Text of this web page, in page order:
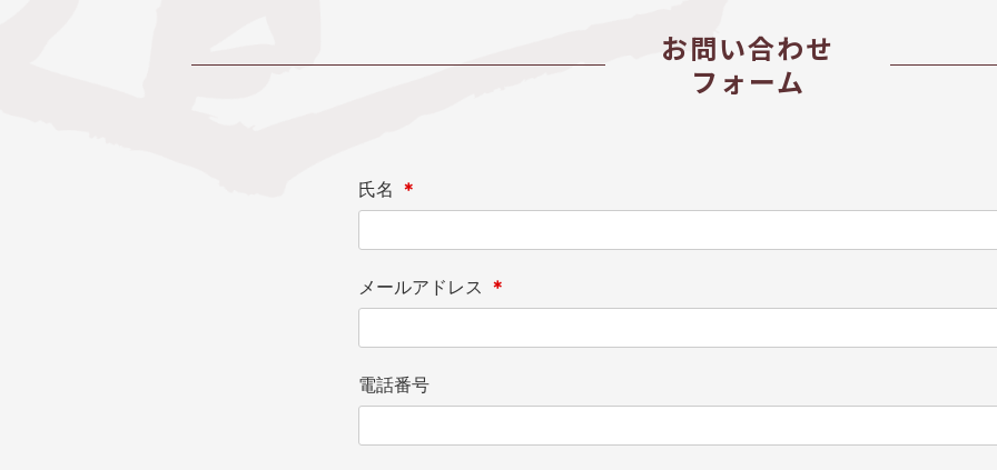
お問い合わせ
フォーム
氏名 ＊
メールアドレス ＊
電話番号